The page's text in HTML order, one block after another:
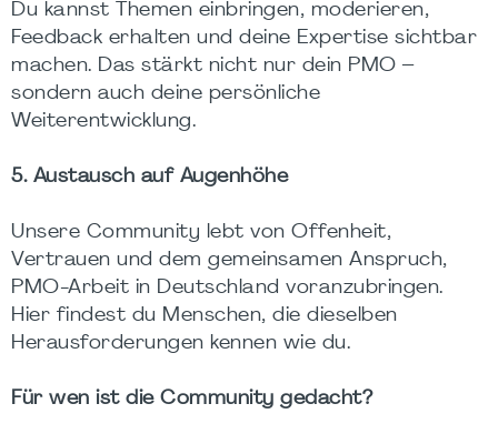
Du kannst Themen einbringen, moderieren,
Feedback erhalten und deine Expertise sichtbar
machen. Das stärkt nicht nur dein PMO –
sondern auch deine persönliche
Weiterentwicklung.
5. Austausch auf Augenhöhe
Unsere Community lebt von Offenheit,
Vertrauen und dem gemeinsamen Anspruch,
PMO-Arbeit in Deutschland voranzubringen.
Hier findest du Menschen, die dieselben
Herausforderungen kennen wie du.
Für wen ist die Community gedacht?